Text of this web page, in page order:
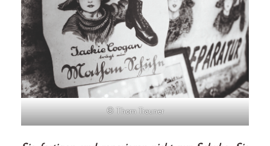
© Thom Trauner